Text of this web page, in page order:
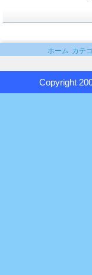
ホーム カテ
Copyright